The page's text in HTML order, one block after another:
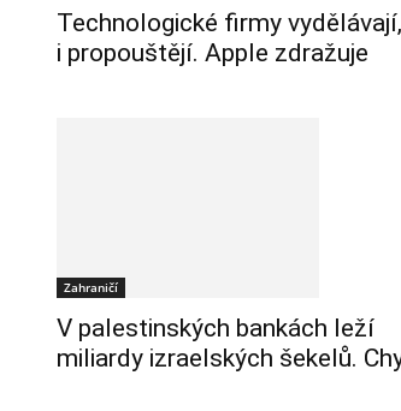
Technologické firmy
i propouštějí. Apple zdražuje
Zahraničí
V palestinských bankách leží
miliardy izraelských šekelů.